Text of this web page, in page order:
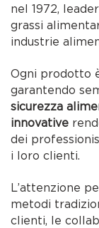
nel 1972,
grassi
industrie
Ogni prodotto
garantendo
sicurezza
innovative
dei
i loro clienti.
L’attenzione
metodi
clienti, le